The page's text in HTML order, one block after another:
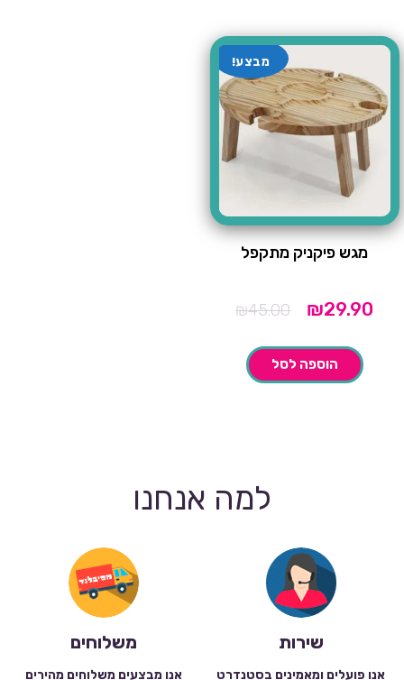
מבצע!
מגש פיקניק מתקפל
₪45.00
המחיר
המקורי
₪45.00.
₪29.90
הוספה לסל
למה אנחנו
שירות
אנו פועלים ומאמינים בסטנדרט
משלוחים
אנו מבצעים משלוחים מהירים